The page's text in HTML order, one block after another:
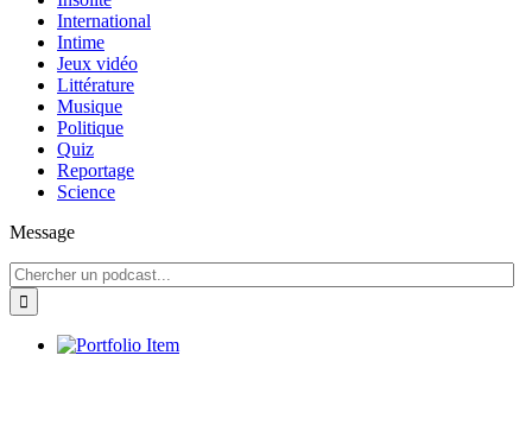
International
Intime
Jeux vidéo
Littérature
Musique
Politique
Quiz
Reportage
Science
Message